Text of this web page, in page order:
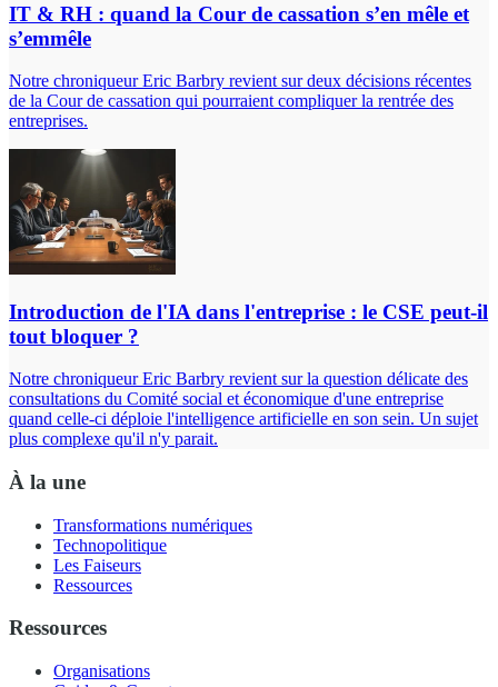
IT & RH : quand la Cour de cassation s’en mêle et
s’emmêle
Notre chroniqueur Eric Barbry revient sur deux décisions récentes
de la Cour de cassation qui pourraient compliquer la rentrée des
entreprises.
Introduction de l'IA dans l'entreprise : le CSE peut-il
tout bloquer ?
Notre chroniqueur Eric Barbry revient sur la question délicate des
consultations du Comité social et économique d'une entreprise
quand celle-ci déploie l'intelligence artificielle en son sein. Un sujet
plus complexe qu'il n'y parait.
À la une
Transformations numériques
Technopolitique
Les Faiseurs
Ressources
Ressources
Organisations